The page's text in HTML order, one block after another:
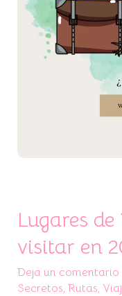
Lugares
visitar en
Deja un comentario
Secretos, Rutas,
2021